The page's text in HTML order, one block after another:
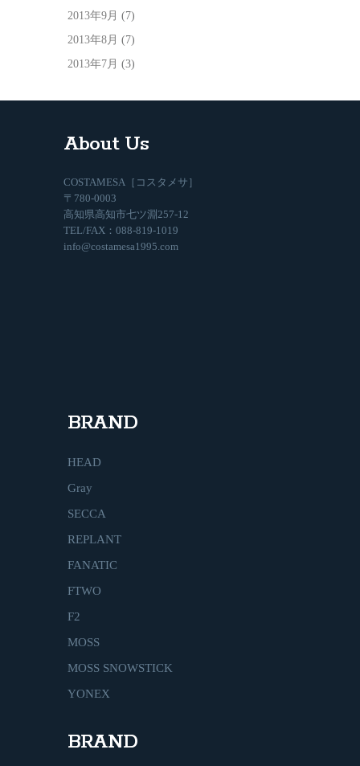
2013年9月 (7)
2013年8月 (7)
2013年7月 (3)
About Us
COSTAMESA［コスタメサ］
〒780-0003
高知県高知市七ツ淵257-12
TEL/FAX：088-819-1019
info@costamesa1995.com
BRAND
HEAD
Gray
SECCA
REPLANT
FANATIC
FTWO
F2
MOSS
MOSS SNOWSTICK
YONEX
BRAND